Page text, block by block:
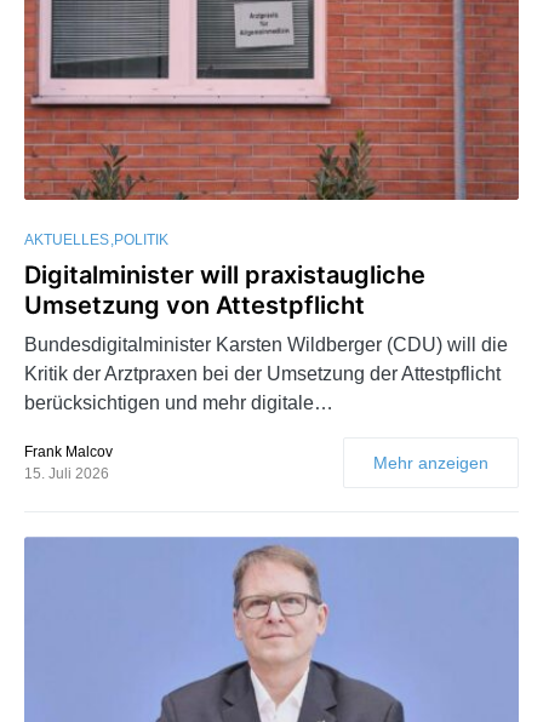
AKTUELLES POLITIK
Digitalminister will praxistaugliche
Umsetzung von Attestpflicht
Bundesdigitalminister Karsten Wildberger (CDU) will die
Kritik der Arztpraxen bei der Umsetzung der Attestpflicht
berücksichtigen und mehr digitale…
Frank Malcov
15. Juli 2026
Mehr anzeigen